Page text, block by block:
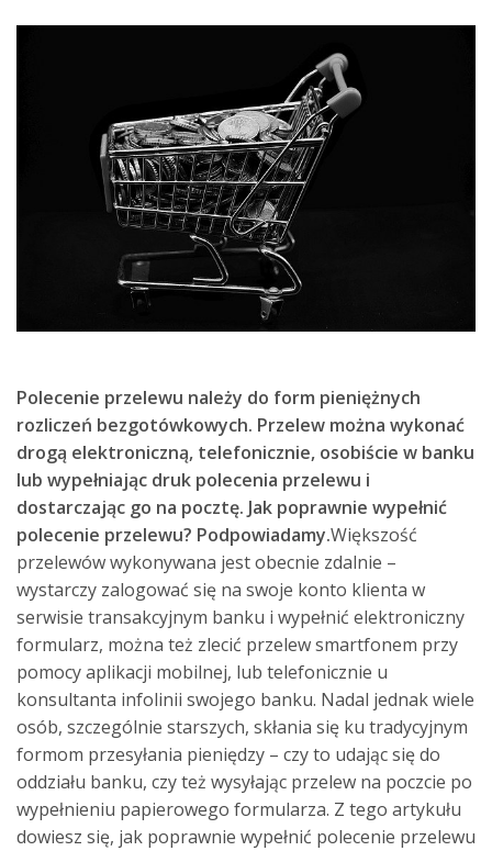
Polecenie przelewu należy do form pieniężnych
rozliczeń bezgotówkowych. Przelew można wykonać
drogą elektroniczną, telefonicznie, osobiście w banku
lub wypełniając druk polecenia przelewu i
dostarczając go na pocztę. Jak poprawnie wypełnić
polecenie przelewu? Podpowiadamy.Większość
przelewówwykonywana jest obecnie zdalnie –
wystarczy zalogować się na swoje konto klienta w
serwisie transakcyjnym banku i wypełnić elektroniczny
formularz, można też zlecić przelew smartfonem przy
pomocy aplikacji mobilnej, lub telefonicznie u
konsultanta infolinii swojego banku. Nadal jednak wiele
osób, szczególnie starszych, skłania się ku tradycyjnym
formom przesyłania pieniędzy – czy to udając się do
oddziału banku, czy też wysyłając przelew na poczcie po
wypełnieniu papierowego formularza. Z tego artykułu
dowiesz się, jak poprawnie wypełnić polecenie przelewu